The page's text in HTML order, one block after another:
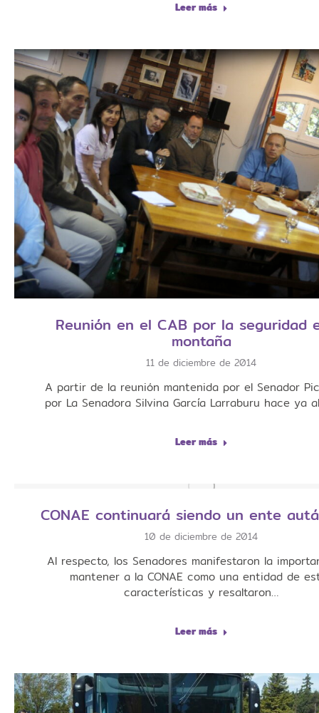
Leer más
Reunión en el CAB por la seguridad
montaña
11 de diciembre de 2014
A partir de la reunión mantenida por el Senador
por La Senadora Silvina García Larraburu hace ya
Leer más
CONAE continuará siendo un ente
10 de diciembre de 2014
Al respecto, los Senadores manifestaron la
mantener a la CONAE como una entidad de
características y resaltaron…
Leer más